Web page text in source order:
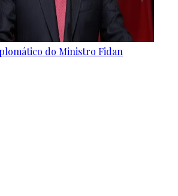
do Ministro Fidan